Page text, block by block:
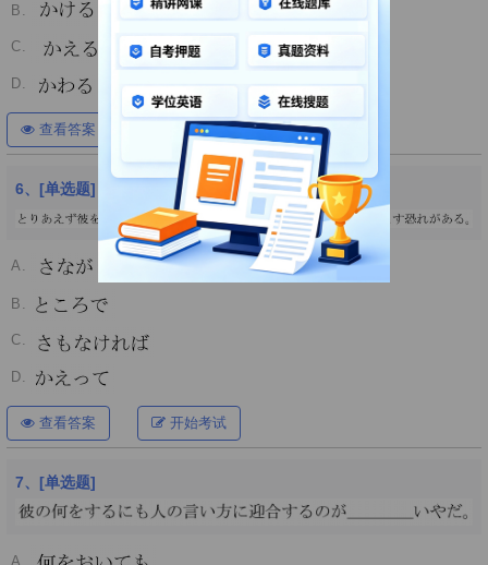
B.
C.
D.
查看答案 开始考试
6、[单选题]
A.
B.
C.
D.
查看答案 开始考试
7、[单选题]
A.